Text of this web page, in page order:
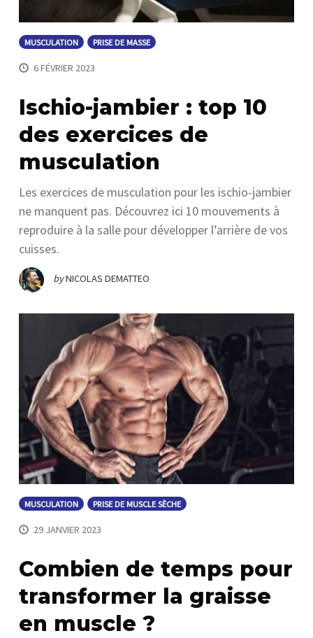
MUSCULATION PRISE DE MASSE
6 FÉVRIER 2023
Ischio-jambier : top 10
des exercices de
musculation
Les exercices de musculation pour les ischio-jambier
ne manquent pas. Découvrez ici 10 mouvements à
reproduire à la salle pour développer l’arrière de vos
cuisses.
byNICOLAS DEMATTEO
MUSCULATION PRISE DE MUSCLE SÈCHE
29 JANVIER 2023
Combien de temps pour
transformer la graisse
en muscle ?